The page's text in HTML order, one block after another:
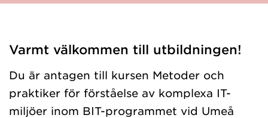
Varmt välkommen till utbildningen!
Du är antagen till kursen Metoder och
praktiker för förståelse av komplexa IT-
miljöer inom BIT-programmet vid Umeå